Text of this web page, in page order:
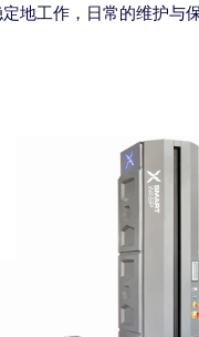
地工作，日常的维护与